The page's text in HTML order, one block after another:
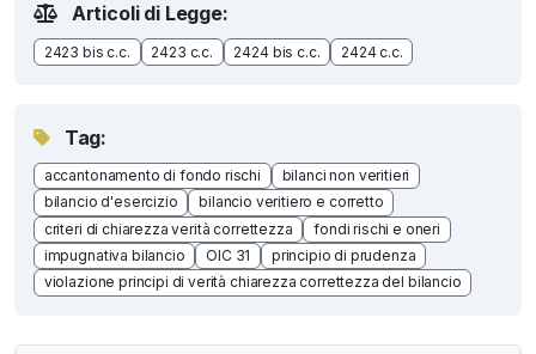
Articoli di Legge:
2423 bis c.c. 2423 c.c. 2424 bis c.c. 2424 c.c.
Tag:
accantonamento di fondo rischi
bilanci non veritieri
bilancio d'esercizio
bilancio veritiero e corretto
criteri di chiarezza verità correttezza
fondi rischi e oneri
impugnativa bilancio
OIC 31
principio di prudenza
violazione principi di verità chiarezza correttezza del bilancio